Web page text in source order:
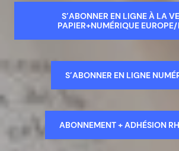
S’ABONNER EN LIGNE À LA
PAPIER+NUMÉRIQUE
S’ABONNER EN LIGNE
ABONNEMENT + ADHÉSION